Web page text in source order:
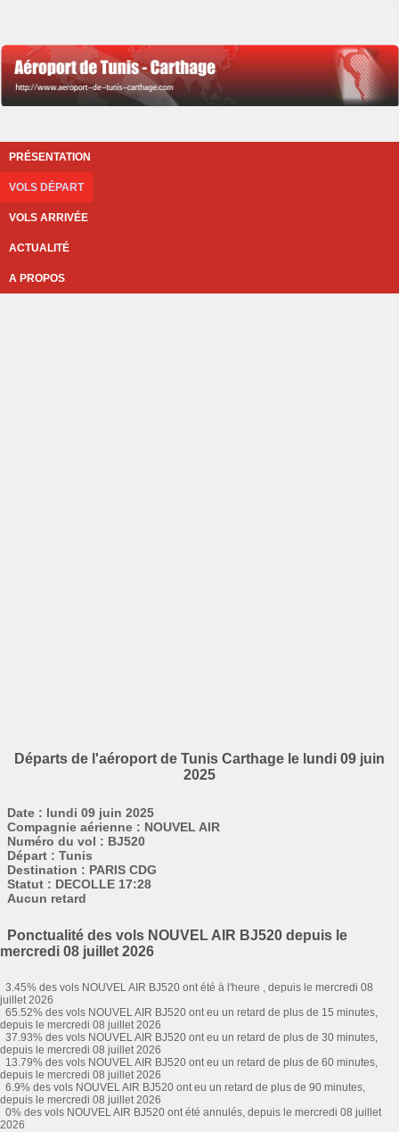
PRÉSENTATION
VOLS DÉPART
VOLS ARRIVÉE
ACTUALITÉ
A PROPOS
Départs de l'aéroport de Tunis Carthage le lundi 09 juin
2025
Date : lundi 09 juin 2025
Compagnie aérienne : NOUVEL AIR
Numéro du vol : BJ520
Départ : Tunis
Destination : PARIS CDG
Statut : DECOLLE 17:28
Aucun retard
Ponctualité des vols NOUVEL AIR BJ520 depuis le
mercredi 08 juillet 2026
3.45% des vols NOUVEL AIR BJ520 ont été à l'heure , depuis le mercredi 08
juillet 2026
65.52% des vols NOUVEL AIR BJ520 ont eu un retard de plus de 15 minutes,
depuis le mercredi 08 juillet 2026
37.93% des vols NOUVEL AIR BJ520 ont eu un retard de plus de 30 minutes,
depuis le mercredi 08 juillet 2026
13.79% des vols NOUVEL AIR BJ520 ont eu un retard de plus de 60 minutes,
depuis le mercredi 08 juillet 2026
6.9% des vols NOUVEL AIR BJ520 ont eu un retard de plus de 90 minutes,
depuis le mercredi 08 juillet 2026
0% des vols NOUVEL AIR BJ520 ont été annulés, depuis le mercredi 08 juillet
2026